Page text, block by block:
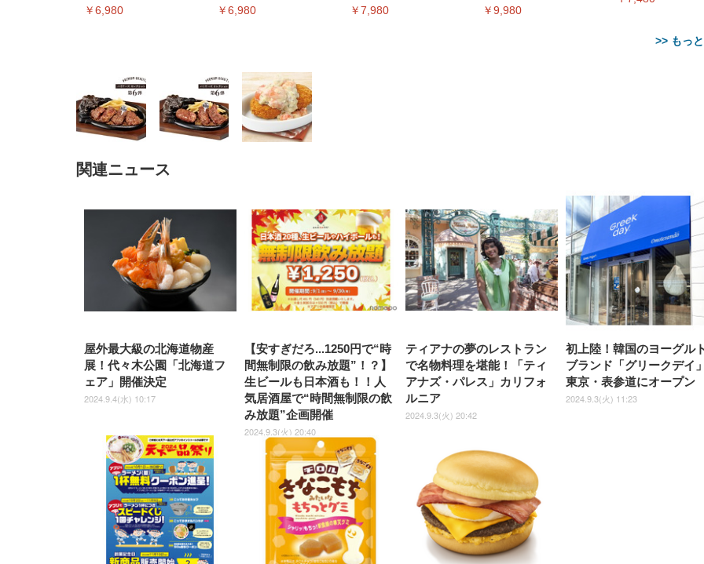
￥6,980 ￥6,980 ￥7,980 ￥9,980
>> もっ
上げ式アームレスト コンパク
ト 約105度ロッキング pc 事務
椅子 360度回転 座面昇降 強化
ナイロン樹脂ベース 通気性メ
ッシュ 在宅ワーク H-
WY01(黒網+黒枠+黒足)
ア 人間工学 疲れない ブラッ
￥27,999
チェア 強化バックレスト 30
度ロッキング機能 人間工学 椅
子 腰サポート 90度跳ね上げ
式アームレスト 3Dヘッドレス
ト ハンガー付き 高反発クッシ
ョン PCチェア 通気性メッシ
ュ ゲーミング/勉強/事務用 お
しゃれ パソコンチェア (ブラ
ック)
￥7,680
Sezlife オフィスチェア デスク
チェア 疲れない テレワーク
チェア 強化バックレスト 30度
ロッキング機能 人間工学 椅子
腰サポート 90度跳ね上げ式ア
ームレスト 3Dヘッドレスト
ハンガー付き 高反発クッショ
ン PCチェア 通気性メッシュ
ゲーミング/勉強/事務用 おし
ゃれ パソコンチェア (ホワイ
ト)
￥7,680
ア デスクチェア 肘な
ッシュ 通気性 ランバ
ポート付き 腰サポート
ス圧無段階昇降 360度
転 キャスター付き コ
クト 幅52×奥行58.5×高
84～96cm テレワーク
宅勤務 ブラック
￥4,139
EV3240X-WT | 31.5型4K
UHD・USB Type-C・ホワイ
EV2740X-WT | 27.0型4K
UHD・USB Type-C・ホワイ
￥109,572
ク付き（CFI-ZDM1J）
￥49,979
HD（1920×1080）VA 非光
沢 HDMI/DisplayPort/VGA
スピーカー内蔵 高さ調整 ス
イベル VESA対応
ComfortView ビジネス向け
￥15,800
GRAPHT THE SHOOTER
Gaming Monitor 24” Essential
ーミングモニター QD 24.5イ
1ms FHD 量子ドット 残像低
年保証 | 輝点保証 | 日本メーカ
￥34,980
捨て 無香料 ホワイト 300枚
枚) ホワイト(吸収面:ライトブ
￥3,234
￥1,800
Smart Basic(スマートベーシ
ック) 【Amazon.co.jp限定】
Smart Basic アイリスオーヤマ
ペットシーツ 超厚型 お徳用
ワイド 100枚入 (x 1) (ケース
販売)
￥3,670
シーツ 超厚型 お徳用
ュラー 200枚入
【Amazon.co.jp限定】
￥3,731
関連ニュース
屋外最大級の北海道物産
展！代々木公園「北海道フ
ェア」開催決定
2024.9.4(水) 10:17
【安すぎだろ...1250円で“時
間無制限の飲み放題”！？】
生ビールも日本酒も！！人
気居酒屋で“時間無制限の飲
み放題”企画開催
2024.9.3(火) 20:40
ティアナの夢のレストラン
で名物料理を堪能！「ティ
アナズ・パレス」カリフォ
ルニア
2024.9.3(火) 20:42
初上陸！韓国のヨーグルト
ブランド「グリークデイ」
東京・表参道にオープン
2024.9.3(火) 11:23